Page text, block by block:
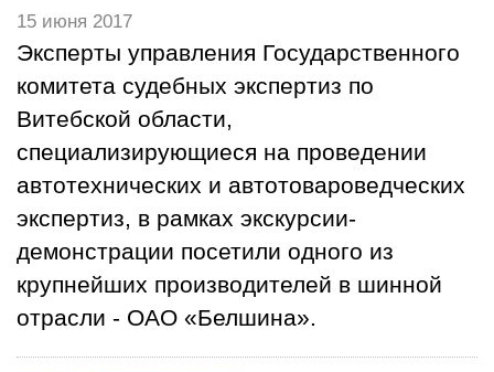
15 июня 2017
Эксперты управления Государственного
комитета судебных экспертиз по
Витебской области,
специализирующиеся на проведении
автотехнических и автотовароведческих
экспертиз, в рамках экскурсии-
демонстрации посетили одного из
крупнейших производителей в шинной
отрасли - ОАО «Белшина».